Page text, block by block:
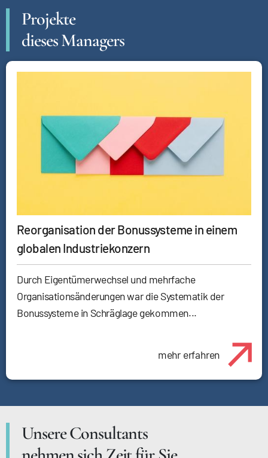
Projekte
dieses Managers
Reorganisation der Bonussysteme in einem
globalen Industriekonzern
Durch Eigentümerwechsel und mehrfache
Organisationsänderungen war die Systematik der
Bonussysteme in Schräglage gekommen...
mehr erfahren
Unsere Consultants